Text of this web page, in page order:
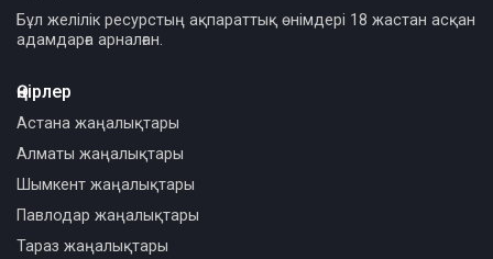
Бұл желілік ресурстың ақпараттық өнімдері 18 жастан асқан
адамдарға арналған.
Өңірлер
Астана жаңалықтары
Алматы жаңалықтары
Шымкент жаңалықтары
Павлодар жаңалықтары
Тараз жаңалықтары